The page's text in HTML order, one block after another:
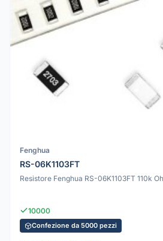
Fenghua
RS-06K1103FT
Resistore Fenghua RS-06K1103FT 110k
10000
Confezione da 5000 pezzi